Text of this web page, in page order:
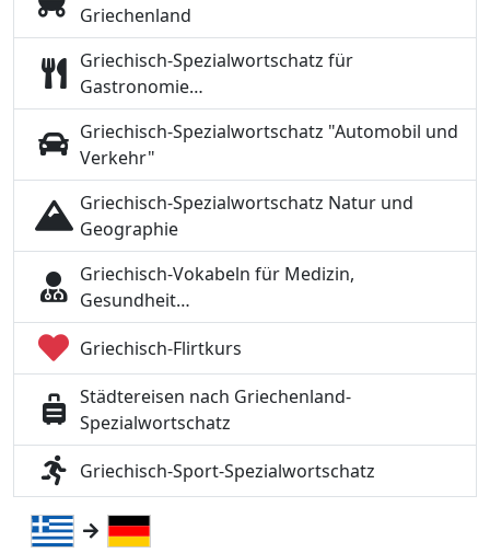
Griechenland
Griechisch-Spezialwortschatz für
Gastronomie…
Griechisch-Spezialwortschatz "Automobil und
Verkehr"
Griechisch-Spezialwortschatz Natur und
Geographie
Griechisch-Vokabeln für Medizin,
Gesundheit…
Griechisch-Flirtkurs
Städtereisen nach Griechenland-
Spezialwortschatz
Griechisch-Sport-Spezialwortschatz